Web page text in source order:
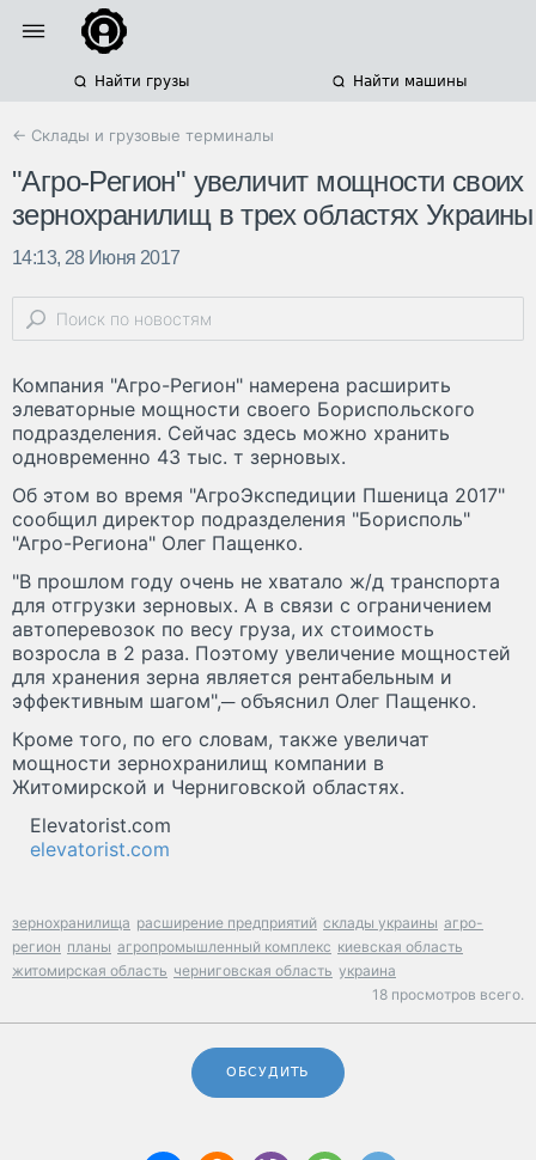
Найти грузы Найти машины
← Склады и грузовые терминалы
"Агро-Регион" увеличит мощности своих
зернохранилищ в трех областях Украины
14:13, 28 Июня 2017
Компания "Агро-Регион" намерена расширить
элеваторные мощности своего Бориспольского
подразделения. Сейчас здесь можно хранить
одновременно 43 тыс. т зерновых.
Об этом во время "АгроЭкспедиции Пшеница 2017"
сообщил директор подразделения "Борисполь"
"Агро-Региона" Олег Пащенко.
"В прошлом году очень не хватало ж/д транспорта
для отгрузки зерновых. А в связи с ограничением
автоперевозок по весу груза, их стоимость
возросла в 2 раза. Поэтому увеличение мощностей
для хранения зерна является рентабельным и
эффективным шагом",─ объяснил Олег Пащенко.
Кроме того, по его словам, также увеличат
мощности зернохранилищ компании в
Житомирской и Черниговской областях.
Elevatorist.com
elevatorist.com
зернохранилища расширение предприятий склады украины агро-
регион планы агропромышленный комплекс киевская область
житомирская область черниговская область украина
18 просмотров всего.
ОБСУДИТЬ